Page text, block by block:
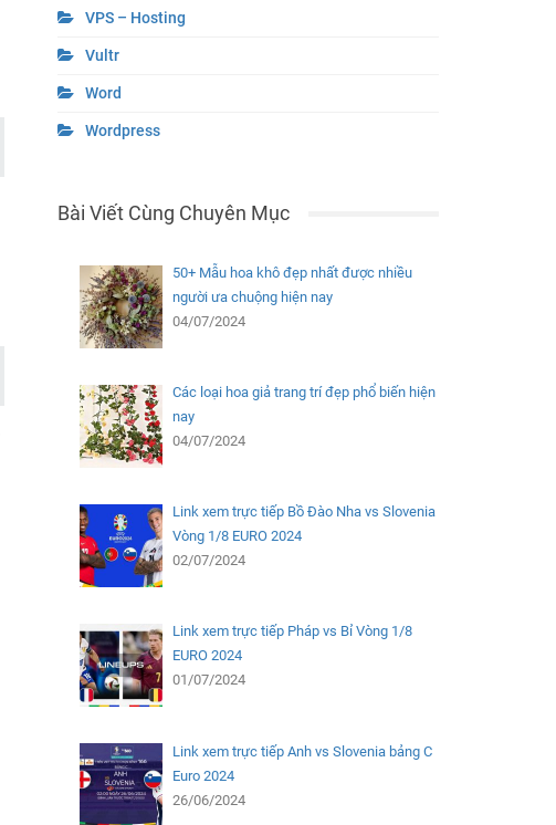
VPS – Hosting
Vultr
Word
Wordpress
Bài Viết Cùng Chuyên Mục
50+ Mẫu hoa khô đẹp nhất được nhiều
người ưa chuộng hiện nay
04/07/2024
Các loại hoa giả trang trí đẹp phổ biến hiện
nay
04/07/2024
Link xem trực tiếp Bồ Đào Nha vs Slovenia
Vòng 1/8 EURO 2024
02/07/2024
Link xem trực tiếp Pháp vs Bỉ Vòng 1/8
EURO 2024
01/07/2024
Link xem trực tiếp Anh vs Slovenia bảng C
Euro 2024
26/06/2024